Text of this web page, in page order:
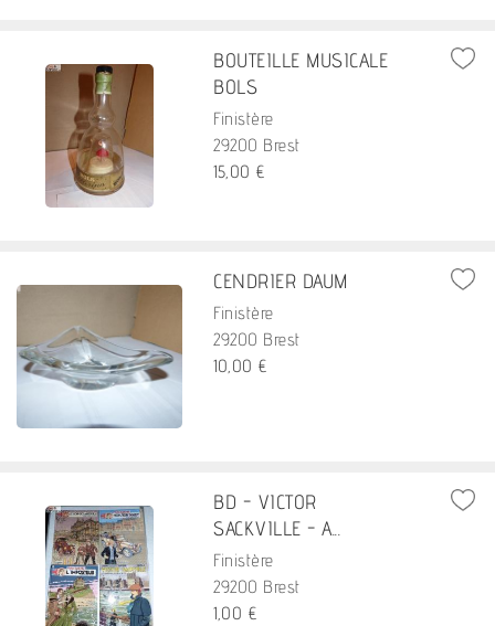
BOUTEILLE MUSICALE
BOLS
Finistère
29200 Brest
15,00 €
CENDRIER DAUM
Finistère
29200 Brest
10,00 €
BD - VICTOR
SACKVILLE - A...
Finistère
29200 Brest
1,00 €